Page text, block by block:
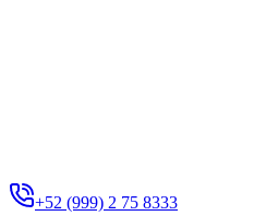
+52 (999) 2 75 8333